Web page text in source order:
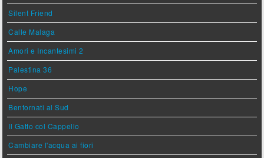
Silent Friend
Calle Malaga
Amori e Incantesimi 2
Palestina 36
Hope
Bentornati al Sud
Il Gatto col Cappello
Cambiare l'acqua ai fiori